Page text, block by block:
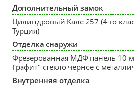
Дополнительный замок
Цилиндровый Кале 257 (4-го
Турция)
Отделка снаружи
Фрезерованная МДФ панель 10
Графит" стекло черное с
Внутренняя отделка